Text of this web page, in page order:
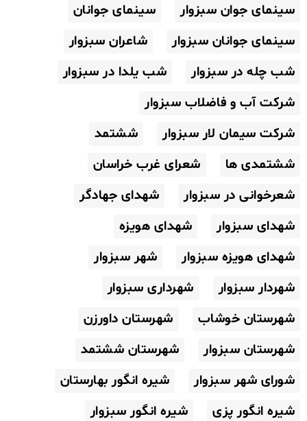
سینمای جوان سبزوار
سینمای جوانان
سینمای جوانان سبزوار
شاعران سبزوار
شب چله در سبزوار
شب یلدا در سبزوار
شرکت آب و فاضلاب سبزوار
شرکت سیمان لار سبزوار
ششتمد
ششتمدی ها
شعرای غرب خراسان
شعرخوانی در سبزوار
شهدای جهادگر
شهدای سبزوار
شهدای هویزه
شهدای هویزه سبزوار
شهر سبزوار
شهردار سبزوار
شهرداری سبزوار
شهرستان خوشاب
شهرستان داورزن
شهرستان سبزوار
شهرستان ششتمد
شورای شهر سبزوار
شیره انگور بهارستان
شیره انگور پزی
شیره انگور سبزوار